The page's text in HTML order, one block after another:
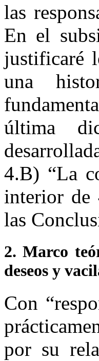
las
En el
justificaré
una
última
4.B) “La
interior de
las
2. Marco
deseos y
Con
por su